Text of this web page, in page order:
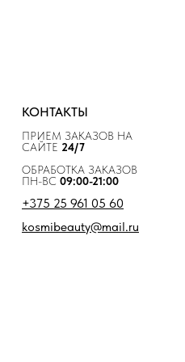
КОНТАКТЫ
ПРИЕМ ЗАКАЗОВ НА
САЙТЕ 24/7
ОБРАБОТКА ЗАКАЗОВ
ПН-ВС 09:00-21:00
+375 25 961 05 60
kosmibeauty@mail.ru